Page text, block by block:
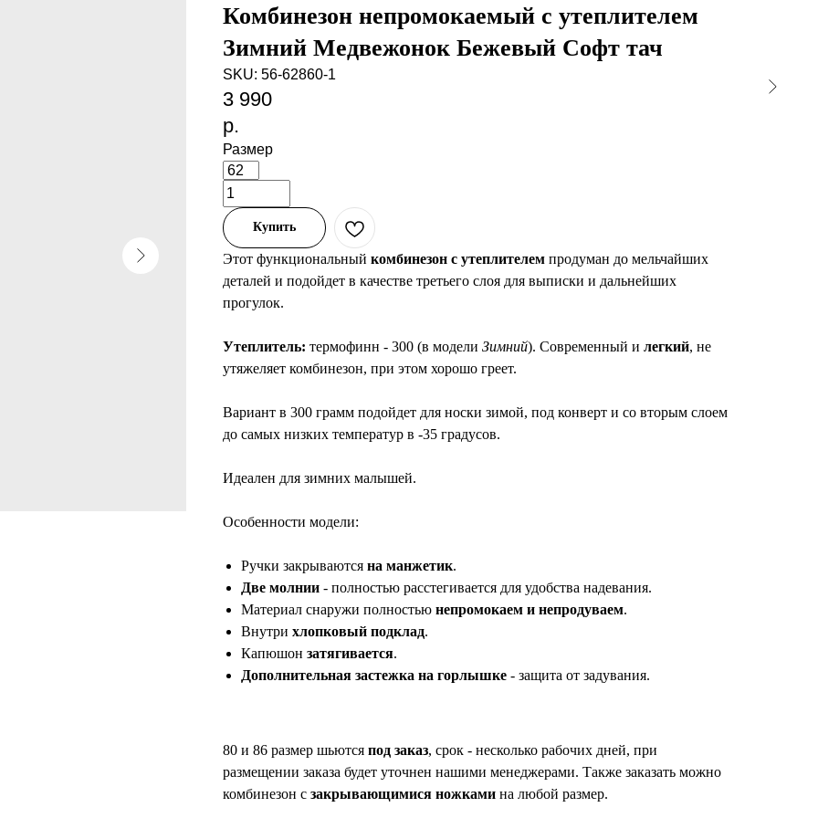
Комбинезон непромокаемый с утеплителем
Зимний Медвежонок Бежевый Софт тач
SKU: 56-62860-1
3 990
р.
Размер
Купить
Этот функциональный комбинезон с утеплителем продуман до мельчайших
деталей и подойдет в качестве третьего слоя для выписки и дальнейших
прогулок.
Утеплитель: термофинн - 300 (в модели Зимний). Современный и легкий, не
утяжеляет комбинезон, при этом хорошо греет.
Вариант в 300 грамм подойдет для носки зимой, под конверт и со вторым слоем
до самых низких температур в -35 градусов.
Идеален для зимних малышей.
Особенности модели:
Ручки закрываются на манжетик.
Две молнии - полностью расстегивается для удобства надевания.
Материал снаружи полностью непромокаем и непродуваем.
Внутри хлопковый подклад.
Капюшон затягивается.
Дополнительная застежка на горлышке - защита от задувания.
80 и 86 размер шьются под заказ, срок - несколько рабочих дней, при
размещении заказа будет уточнен нашими менеджерами. Также заказать можно
комбинезон с закрывающимися ножками на любой размер.